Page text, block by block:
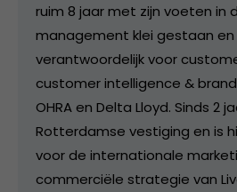
ruim 8 jaar met zijn voeten in
management klei gestaan en
verantwoordelijk voor
customer intelligence &
OHRA en Delta Lloyd. Sinds 2
Rotterdamse vestiging en is
voor de internationale
commerciële strategie van